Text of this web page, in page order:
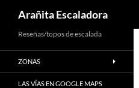
to
content
Arañita Escaladora
Reseñas/topos de escalada
ZONAS
LAS VÍAS EN GOOGLE MAPS